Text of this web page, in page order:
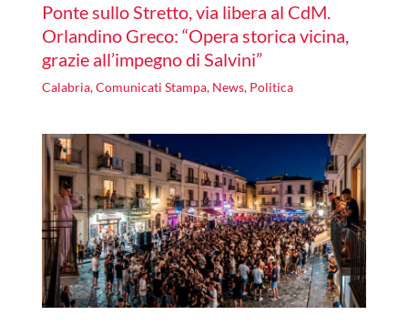
Ponte sullo Stretto, via libera al CdM.
Orlandino Greco: “Opera storica vicina,
grazie all’impegno di Salvini”
Calabria,Comunicati Stampa, News, Politica